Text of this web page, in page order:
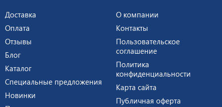
Доставка
Оплата
Отзывы
Блог
Каталог
Специальные предложения
Новинки
О компании
Контакты
Пользовательское
соглашение
Политика
конфиденциальности
Карта сайта
Публичная оферта